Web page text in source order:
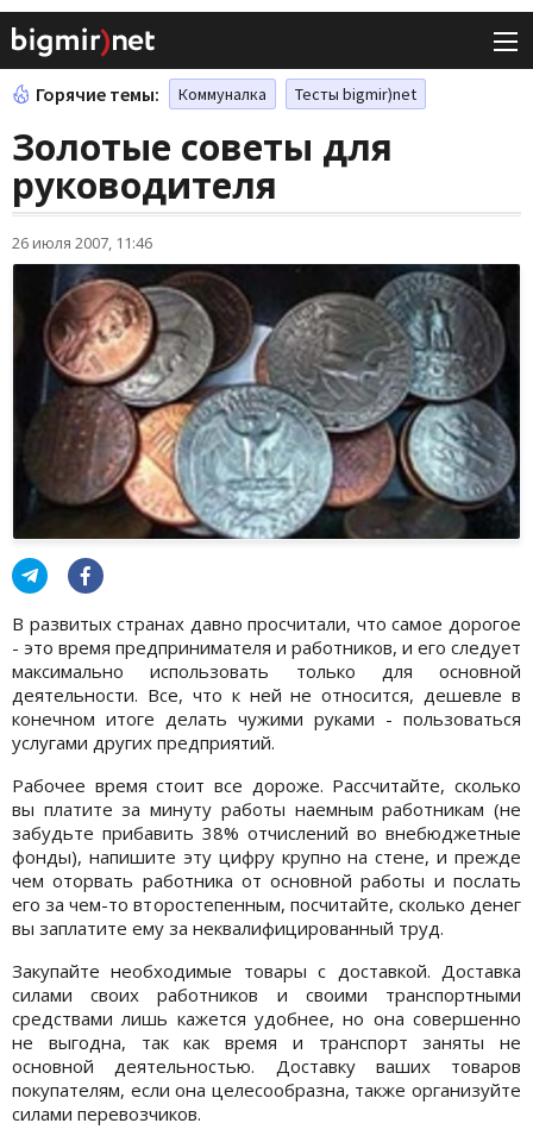
Горячие темы: Коммуналка Тесты bigmir)net
Золотые советы для
руководителя
26 июля 2007, 11:46
В развитых странах давно просчитали, что самое дорогое
- это время предпринимателя и работников, и его следует
максимально использовать только для основной
деятельности. Все, что к ней не относится, дешевле в
конечном итоге делать чужими руками - пользоваться
услугами других предприятий.
Рабочее время стоит все дороже. Рассчитайте, сколько
вы платите за минуту работы наемным работникам (не
забудьте прибавить 38% отчислений во внебюджетные
фонды), напишите эту цифру крупно на стене, и прежде
чем оторвать работника от основной работы и послать
его за чем-то второстепенным, посчитайте, сколько денег
вы заплатите ему за неквалифицированный труд.
Закупайте необходимые товары с доставкой. Доставка
силами своих работников и своими транспортными
средствами лишь кажется удобнее, но она совершенно
не выгодна, так как время и транспорт заняты не
основной деятельностью. Доставку ваших товаров
покупателям, если она целесообразна, также организуйте
силами перевозчиков.